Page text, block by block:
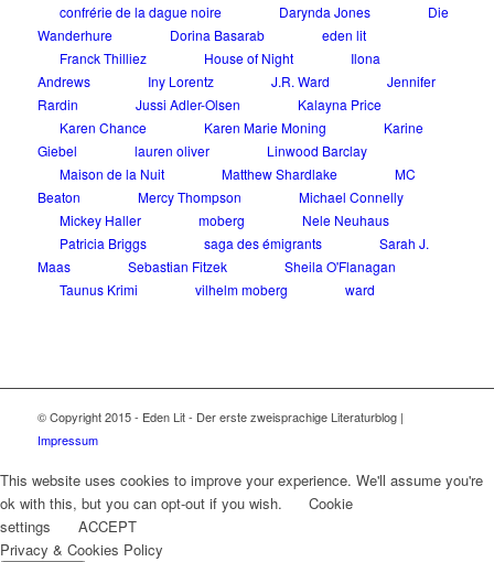
confrérie de la dague noire
Darynda Jones
Die
Wanderhure
Dorina Basarab
eden lit
Franck Thilliez
House of Night
Ilona
Andrews
Iny Lorentz J.R. Ward
Jennifer
Rardin
Jussi Adler-Olsen
Kalayna Price
Karen Chance
Karen Marie Moning
Karine
Giebel
lauren oliver
Linwood Barclay
Maison de la Nuit
Matthew Shardlake
MC
Beaton
Mercy Thompson
Michael Connelly
Mickey Haller
moberg
Nele Neuhaus
Patricia Briggs
saga des émigrants
Sarah J.
Maas
Sebastian Fitzek
Sheila O'Flanagan
Taunus Krimi
vilhelm moberg ward
© Copyright 2015 - Eden Lit - Der erste zweisprachige Literaturblog |
Impressum
This website uses cookies to improve your experience. We'll assume you're
ok with this, but you can opt-out if you wish.
Cookie
settings
ACCEPT
Privacy & Cookies Policy